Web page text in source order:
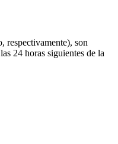
respectivamente), son
24 horas siguientes de la